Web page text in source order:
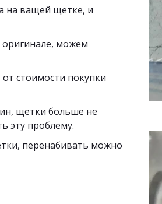
на ващей щетке, и
можем
стоимости покупки
щетки больше не
эту проблему.
перенабивать можно